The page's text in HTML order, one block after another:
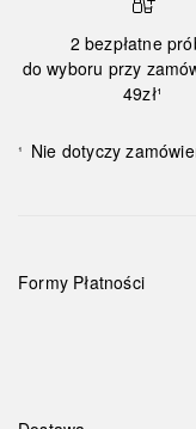
2 bezpłatne
do wyboru przy
49zł¹
¹ Nie dotyczy
Formy Płatności